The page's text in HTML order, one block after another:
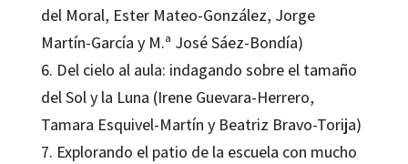
del Moral, Ester Mateo-González, Jorge
Martín-García y M.ª José Sáez-Bondía)
6. Del cielo al aula: indagando sobre el tamaño
del Sol y la Luna (Irene Guevara-Herrero,
Tamara Esquivel-Martín y Beatriz Bravo-Torija)
7. Explorando el patio de la escuela con mucho